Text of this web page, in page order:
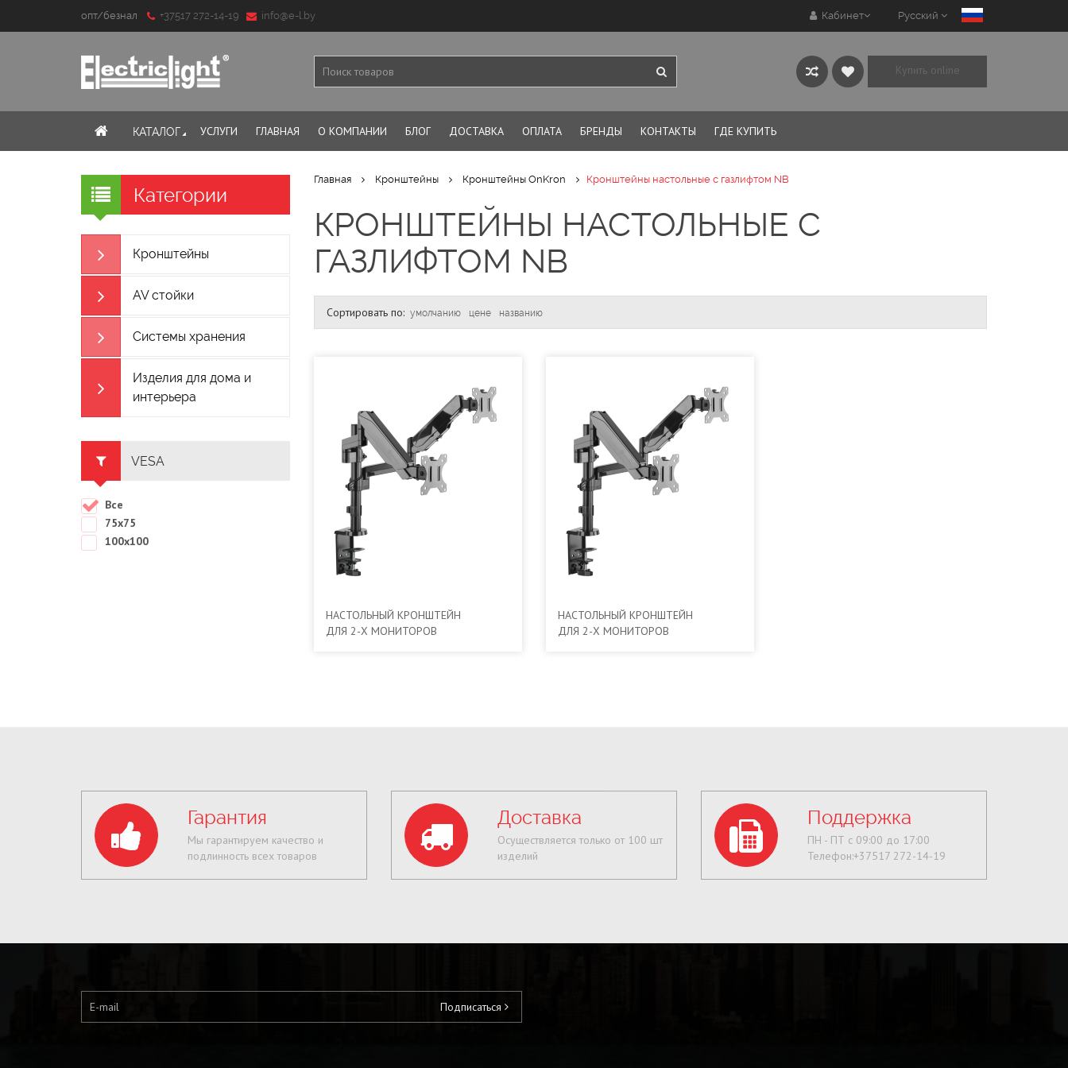
опт/безнал +37517 272-14-19 info@e-l.by Русский
Кабинет
Купить online
КАТАЛОГ УСЛУГИ ГЛАВНАЯ О КОМПАНИИ БЛОГ ДОСТАВКА ОПЛАТА БРЕНДЫ КОНТАКТЫ ГДЕ КУПИТЬ
Категории
Кронштейны
AV стойки
Системы хранения
Изделия для дома и
интерьера
VESA
Все
75x75
100x100
Главная Кронштейны Кронштейны OnKron Кронштейны настольные c газлифтом NB
КРОНШТЕЙНЫ НАСТОЛЬНЫЕ C
ГАЗЛИФТОМ NB
Сортировать по: умолчанию цене названию
НАСТОЛЬНЫЙ КРОНШТЕЙН
ДЛЯ 2-Х МОНИТОРОВ
НАСТОЛЬНЫЙ КРОНШТЕЙН
ДЛЯ 2-Х МОНИТОРОВ
Гарантия
Мы гарантируем качество и
подлинность всех товаров
Доставка
Осуществляется только от 100 шт
изделий
Поддержка
ПН - ПТ с 09:00 до 17:00
Телефон:+37517 272-14-19
Подписаться